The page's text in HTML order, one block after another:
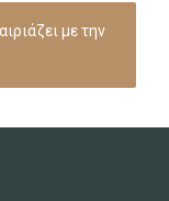
με την